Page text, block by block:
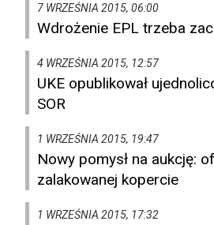
7 WRZEŚNIA 2015, 06:00
Wdrożenie EPL trzeba
4 WRZEŚNIA 2015, 12:57
UKE opublikował
SOR
1 WRZEŚNIA 2015, 19:47
Nowy pomysł na aukcję:
zalakowanej kopercie
1 WRZEŚNIA 2015, 17:32